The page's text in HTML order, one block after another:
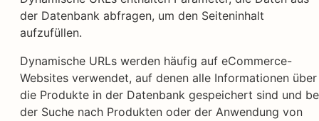
der Datenbank abfragen, um den Seiteninhalt
aufzufüllen.
Dynamische URLs werden häufig auf eCommerce-
Websites verwendet, auf denen alle Informationen über
die Produkte in der Datenbank gespeichert sind und
der Suche nach Produkten oder der Anwendung von